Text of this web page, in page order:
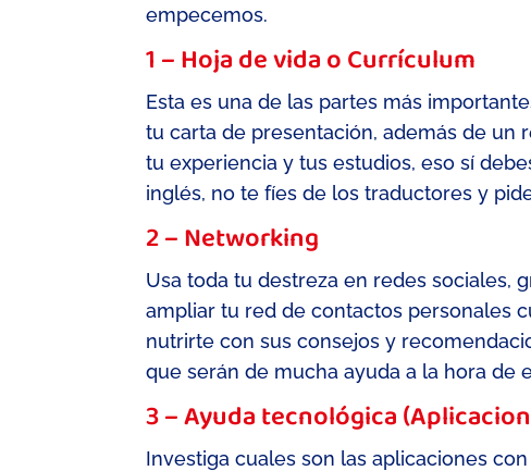
empecemos.
1 – Hoja de vida o Currículum
Esta es una de las partes más
tu carta de presentación, además de un
tu experiencia y tus estudios, eso sí
inglés, no te fíes de los traductores y
2 – Networking
Usa toda tu destreza en redes sociales,
ampliar tu red de contactos personales
nutrirte con sus consejos y
que serán de mucha ayuda a la hora de
3 – Ayuda tecnológica
Investiga cuales son las aplicaciones